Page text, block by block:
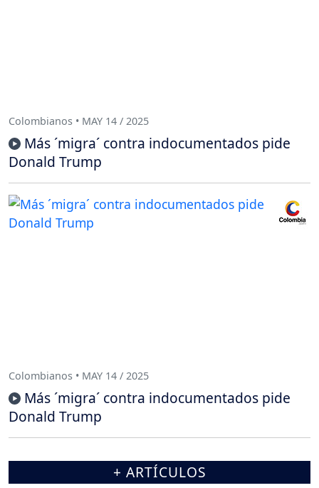
Colombianos • MAY 14 / 2025
Más ´migra´ contra indocumentados pide
Donald Trump
Colombianos • MAY 14 / 2025
Más ´migra´ contra indocumentados pide
Donald Trump
+ ARTÍCULOS